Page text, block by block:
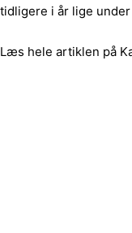
tidligere i år lige
Læs hele artiklen på